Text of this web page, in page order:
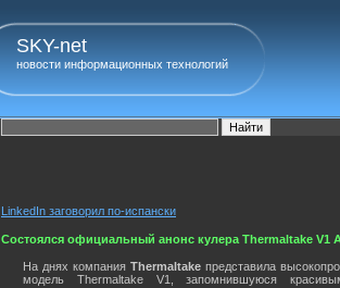
SKY-net
новости информационных технологий
LinkedIn заговорил по-испански
Состоялся официальный анонс кулера Thermaltake V1
На днях компания Thermaltakeпредставила
модель Thermaltake V1, запомнившуюся